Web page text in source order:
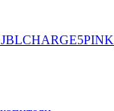
JBLCHARGE5PINK